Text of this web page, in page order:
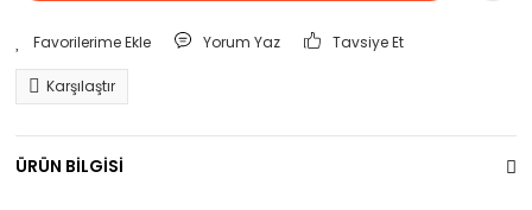
Yorum Yaz Tavsiye Et
Karşılaştır
ÜRÜN BİLGİSİ